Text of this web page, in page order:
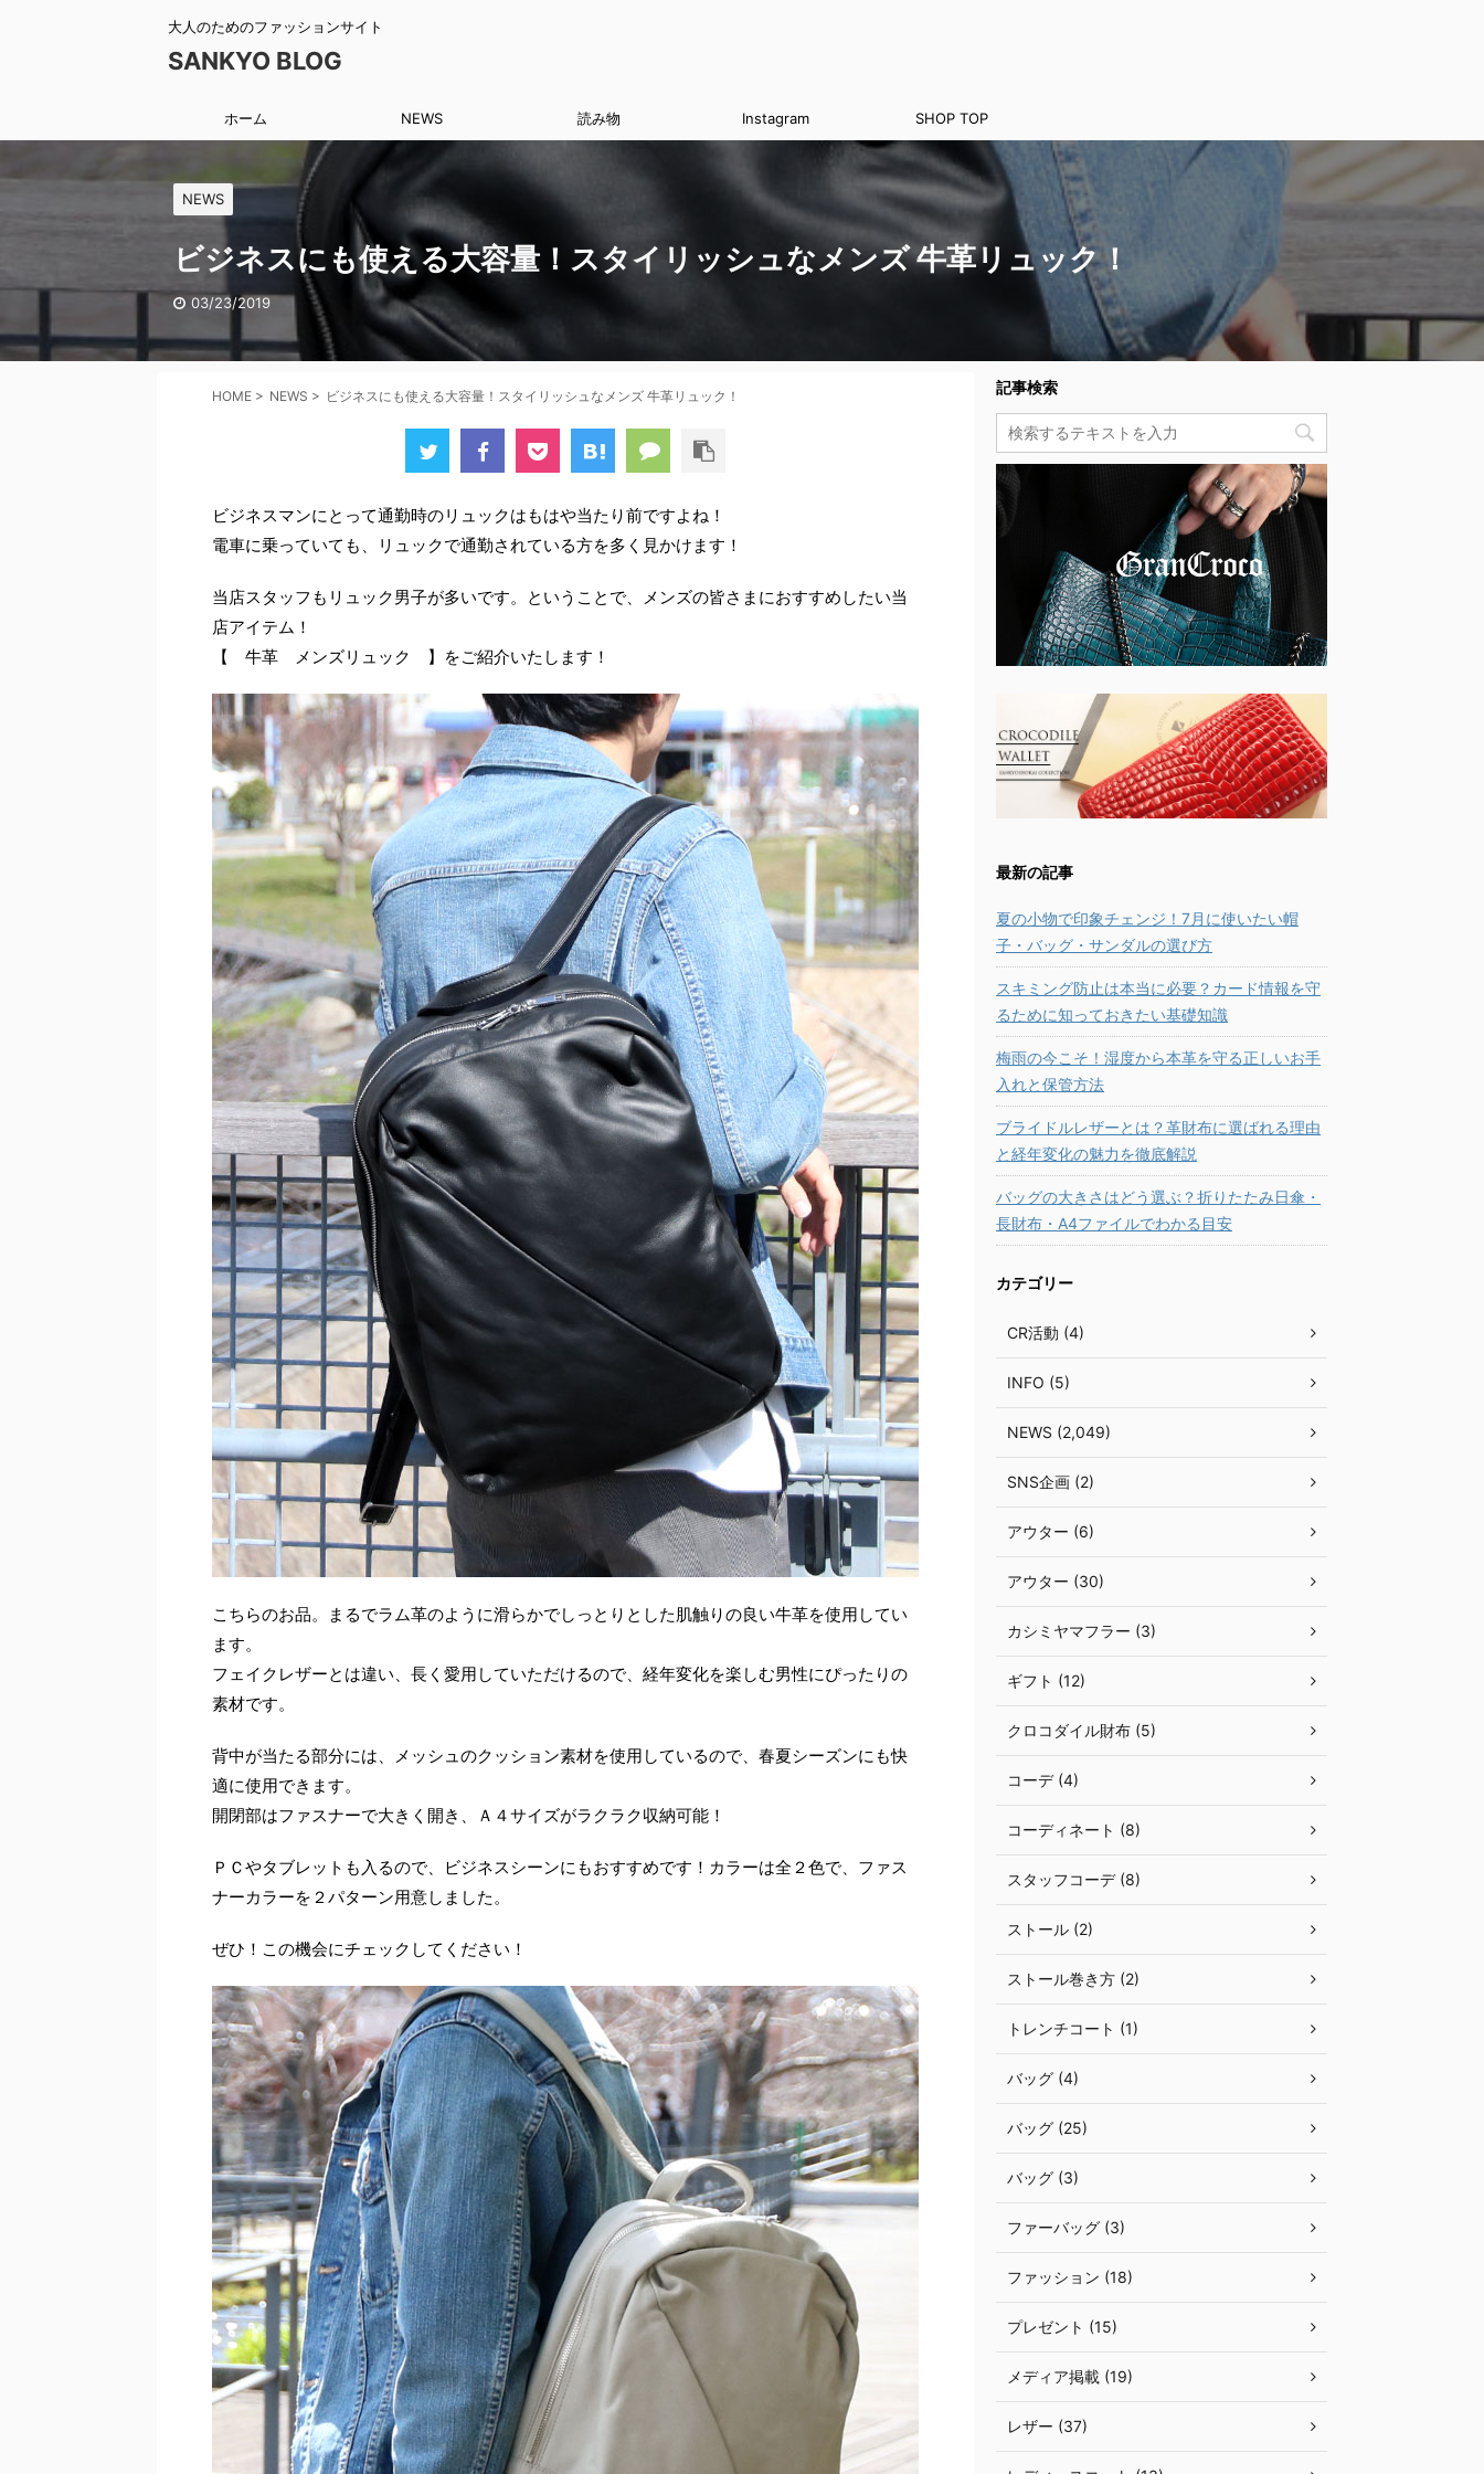
大人のためのファッションサイト
SANKYO BLOG
ホーム NEWS 読み物 Instagram SHOP TOP
NEWS
ビジネスにも使える大容量！スタイリッシュなメンズ 牛革リュック！
03/23/2019
HOME > NEWS > ビジネスにも使える大容量！スタイリッシュなメンズ 牛革リュック！
ビジネスマンにとって通勤時のリュックはもはや当たり前ですよね！
電車に乗っていても、リュックで通勤されている方を多く見かけます！
当店スタッフもリュック男子が多いです。ということで、メンズの皆さまにおすすめしたい当
店アイテム！
【 牛革 メンズリュック 】をご紹介いたします！
こちらのお品。まるでラム革のように滑らかでしっとりとした肌触りの良い牛革を使用してい
ます。
フェイクレザーとは違い、長く愛用していただけるので、経年変化を楽しむ男性にぴったりの
素材です。
背中が当たる部分には、メッシュのクッション素材を使用しているので、春夏シーズンにも快
適に使用できます。
開閉部はファスナーで大きく開き、Ａ４サイズがラクラク収納可能！
ＰＣやタブレットも入るので、ビジネスシーンにもおすすめです！カラーは全２色で、ファス
ナーカラーを２パターン用意しました。
ぜひ！この機会にチェックしてください！
記事検索
最新の記事
夏の小物で印象チェンジ！7月に使いたい帽
子・バッグ・サンダルの選び方
スキミング防止は本当に必要？カード情報を守
るために知っておきたい基礎知識
梅雨の今こそ！湿度から本革を守る正しいお手
入れと保管方法
ブライドルレザーとは？革財布に選ばれる理由
と経年変化の魅力を徹底解説
バッグの大きさはどう選ぶ？折りたたみ日傘・
長財布・A4ファイルでわかる目安
カテゴリー
CR活動 (4)
INFO (5)
NEWS (2,049)
SNS企画 (2)
アウター (6)
アウター (30)
カシミヤマフラー (3)
ギフト (12)
クロコダイル財布 (5)
コーデ (4)
コーディネート (8)
スタッフコーデ (8)
ストール (2)
ストール巻き方 (2)
トレンチコート (1)
バッグ (4)
バッグ (25)
バッグ (3)
ファーバッグ (3)
ファッション (18)
プレゼント (15)
メディア掲載 (19)
レザー (37)